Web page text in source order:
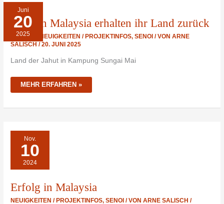
Juni
20
2025
Jahut in Malaysia erhalten ihr Land zurück
JAH HUT NEUIGKEITEN / PROJEKTINFOS,SENOI / VONARNE
SALISCH/20. JUNI 2025
Land der Jahut in Kampung Sungai Mai
JAHUT
IN
MALAYSIA
ERHALTEN
IHR
LAND
ZURÜCK
MEHR ERFAHREN »
Nov.
10
2024
Erfolg in Malaysia
NEUIGKEITEN / PROJEKTINFOS,SENOI / VONARNE SALISCH/
ERFOLG
IN
MALAYSIA